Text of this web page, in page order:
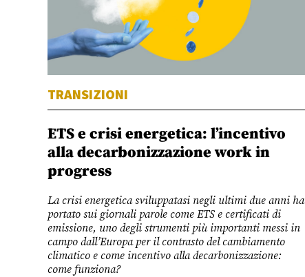
TRANSIZIONI
ETS e crisi energetica: l’incentivo
alla decarbonizzazione work in
progress
La crisi energetica sviluppatasi negli ultimi due anni ha
portato sui giornali parole come ETS e certificati di
emissione, uno degli strumenti più importanti messi in
campo dall’Europa per il contrasto del cambiamento
climatico e come incentivo alla decarbonizzazione:
come funziona?